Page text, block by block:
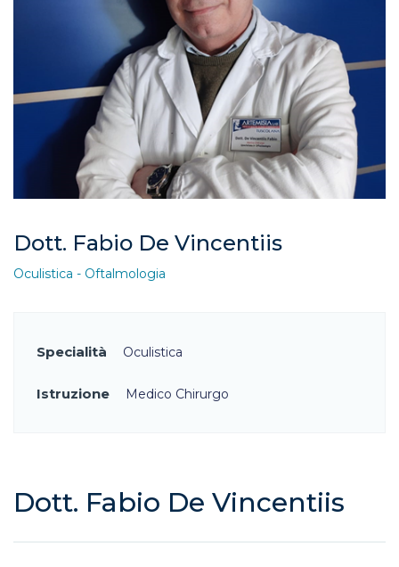
Dott. Fabio De Vincentiis
Oculistica - Oftalmologia
Specialità Oculistica
Istruzione Medico Chirurgo
Dott. Fabio De Vincentiis